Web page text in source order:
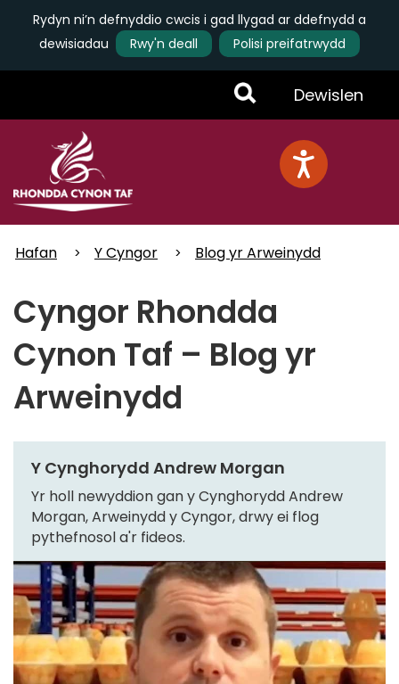
Rydyn ni’n defnyddio cwcis i gad llygad ar ddefnydd a
dewisiadau
Rwy'n deall
Polisi preifatrwydd
Toggle
Menu
Dewislen
Hafan Y Cyngor Blog yr Arweinydd
Cyngor Rhondda
Cynon Taf – Blog yr
Arweinydd
Y Cynghorydd Andrew Morgan
Yr holl newyddion gan y Cynghorydd Andrew
Morgan, Arweinydd y Cyngor, drwy ei flog
pythefnosol a'r fideos.